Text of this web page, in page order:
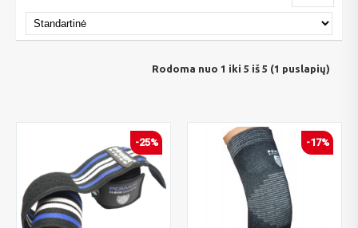
Rodoma nuo 1 iki 5 iš 5 (1 puslapių)
-25% -17%